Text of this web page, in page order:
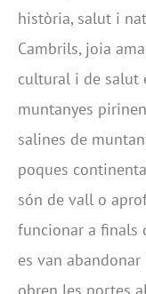
història, salut i
Cambrils, joia
cultural i de salut
muntanyes
salines de
poques
són de vall o
funcionar a finals
es van